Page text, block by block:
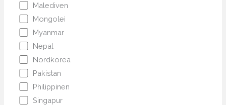
Malediven
Mongolei
Myanmar
Nepal
Nordkorea
Pakistan
Philippinen
Singapur